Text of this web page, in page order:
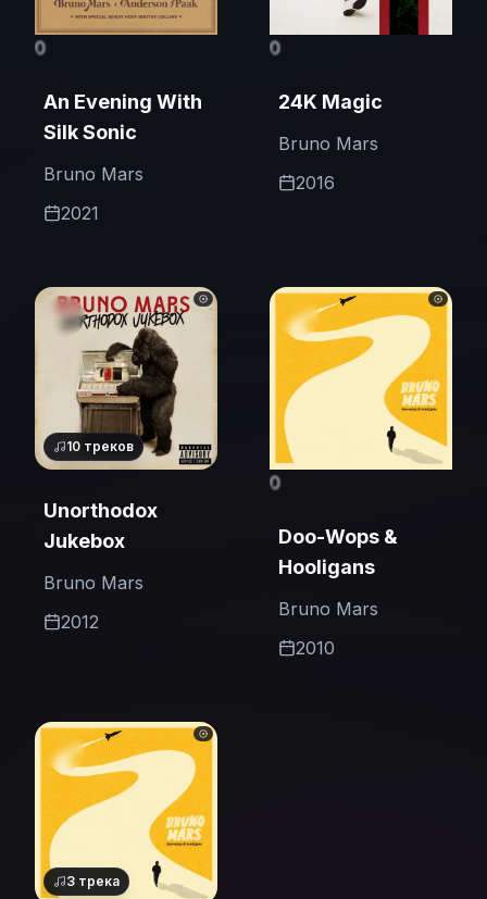
0
An Evening With
Silk Sonic
Bruno Mars
2021
0
24K Magic
Bruno Mars
2016
10 треков
Unorthodox
Jukebox
Bruno Mars
2012
0
Doo-Wops &
Hooligans
Bruno Mars
2010
3 трека